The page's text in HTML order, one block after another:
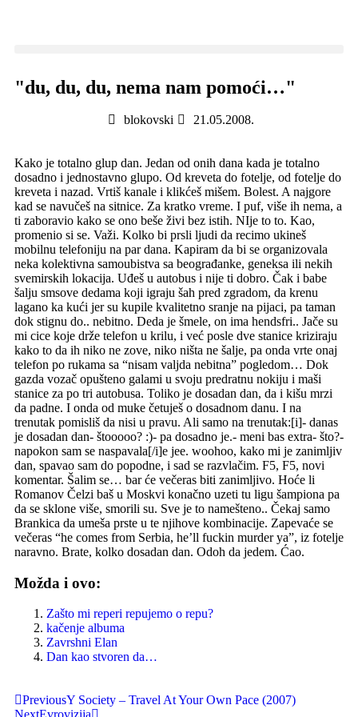
"du, du, du, nema nam pomoći…"
blokovski 21.05.2008.
Kako je totalno glup dan. Jedan od onih dana kada je totalno
dosadno i jednostavno glupo. Od kreveta do fotelje, od fotelje do
kreveta i nazad. Vrtiš kanale i klikćeš mišem. Bolest. A najgore
kad se navučeš na sitnice. Za kratko vreme. I puf, više ih nema, a
ti zaboravio kako se ono beše živi bez istih. NIje to to. Kao,
promenio si se. Važi. Kolko bi prsli ljudi da recimo ukineš
mobilnu telefoniju na par dana. Kapiram da bi se organizovala
neka kolektivna samoubistva sa beograđanke, geneksa ili nekih
svemirskih lokacija. Uđeš u autobus i nije ti dobro. Čak i babe
šalju smsove dedama koji igraju šah pred zgradom, da krenu
lagano ka kući jer su kupile kvalitetno sranje na pijaci, pa taman
dok stignu do.. nebitno. Deda je šmele, on ima hendsfri.. Jače su
mi cice koje drže telefon u krilu, i već posle dve stanice kriziraju
kako to da ih niko ne zove, niko ništa ne šalje, pa onda vrte onaj
telefon po rukama sa “nisam valjda nebitna” pogledom… Dok
gazda vozač opušteno galami u svoju predratnu nokiju i maši
stanice za po tri autobusa. Toliko je dosadan dan, da i kišu mrzi
da padne. I onda od muke četuješ o dosadnom danu. I na
trenutak pomisliš da nisi u pravu. Ali samo na trenutak:[i]- danas
je dosadan dan- štooooo? :)- pa dosadno je.- meni bas extra- što?-
napokon sam se naspavala[/i]e jee. woohoo, kako mi je zanimljiv
dan, spavao sam do popodne, i sad se razvlačim. F5, F5, novi
komentar. Šalim se… bar će večeras biti zanimljivo. Hoće li
Romanov Čelzi baš u Moskvi konačno uzeti tu ligu šampiona pa
da se sklone više, smorili su. Sve je to namešteno.. Čekaj samo
Brankica da umeša prste u te njihove kombinacije. Zapevaće se
večeras “he comes from Serbia, he’ll fuckin murder ya”, iz fotelje
naravno. Brate, kolko dosadan dan. Odoh da jedem. Ćao.
Možda i ovo:
Zašto mi reperi repujemo o repu?
kačenje albuma
Zavrshni Elan
Dan kao stvoren da…
PreviousY Society – Travel At Your Own Pace (2007)